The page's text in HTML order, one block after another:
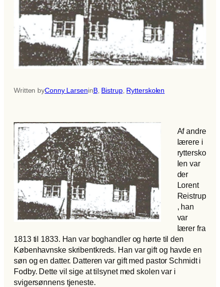
Written byConny LarseninB, Bistrup, Rytterskolen
Af andre
lærere i
ryttersko
len var
der
Lorent
Reistrup
, han
var
lærer fra
1813 til 1833. Han var boghandler og hørte til den
Københavnske skribentkreds. Han var gift og havde en
søn og en datter. Datteren var gift med pastor Schmidt i
Fodby. Dette vil sige at tilsynet med skolen var i
svigersønnens tjeneste.